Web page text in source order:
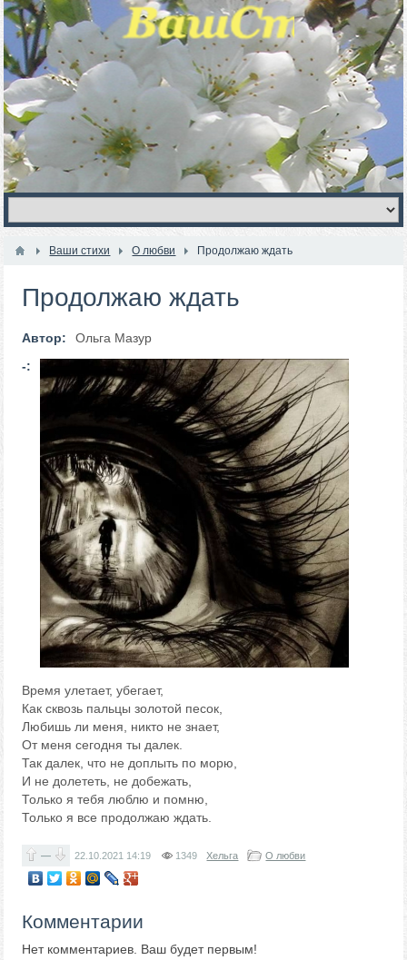
Ваши стихи О любви Продолжаю ждать
Продолжаю ждать
Автор:
Ольга Мазур
-:
Время улетает, убегает,
Как сквозь пальцы золотой песок,
Любишь ли меня, никто не знает,
От меня сегодня ты далек.
Так далек, что не доплыть по морю,
И не долететь, не добежать,
Только я тебя люблю и помню,
Только я все продолжаю ждать.
— 22.10.2021 14:19 1349 Хельга О любви
Комментарии
Нет комментариев. Ваш будет первым!